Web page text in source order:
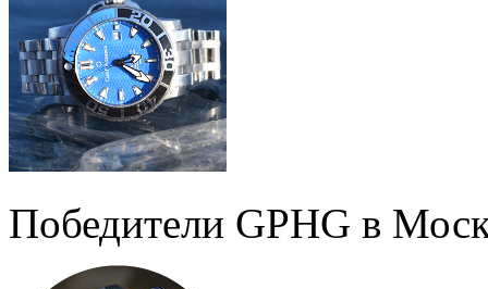
Победители GPHG в